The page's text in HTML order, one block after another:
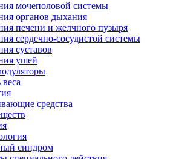
мочеполовой системы
органов дыхания
печени и желчного пузыря
сердечно-сосудистой системы
суставов
ушей
средства
синдром